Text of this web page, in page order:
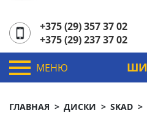
+375 (29) 357 37 02
+375 (29) 237 37 02
МЕНЮ
ГЛАВНАЯ ДИСКИ SKAD